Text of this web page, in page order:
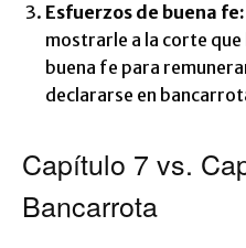
Esfuerzos de buena fe:
mostrarle a la corte
buena fe para
declararse en
Capítulo 7 vs.
Bancarrota